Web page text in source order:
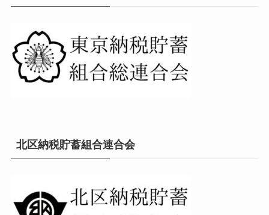
北区納税貯蓄組合連合会